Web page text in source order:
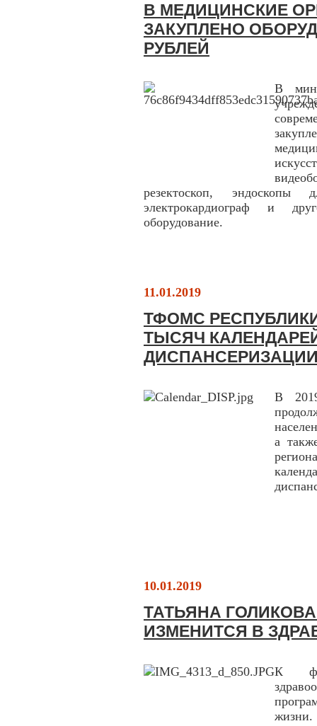
В МЕДИЦИНСКИЕ
ЗАКУПЛЕНО
РУБЛЕЙ
В
резектоскоп, эндоскопы
электрокардиограф и
оборудование.
11.01.2019
ТФОМС
ТЫСЯЧ
В
а
10.01.2019
ТАТЬЯНА
ИЗМЕНИТСЯ В
К
жизни.